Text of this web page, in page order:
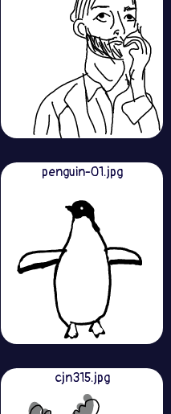
penguin-01.jpg
cjn315.jpg